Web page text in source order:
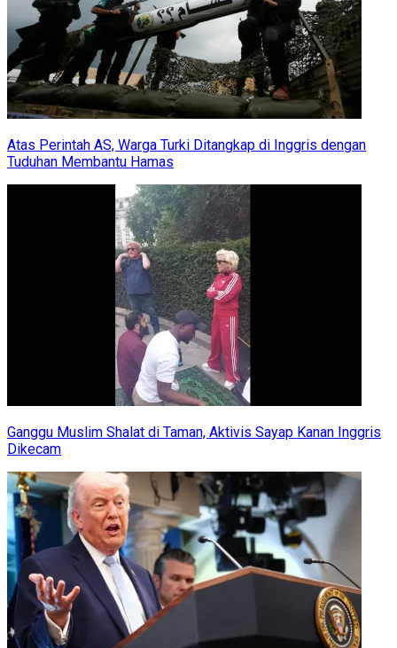
Atas Perintah AS, Warga Turki Ditangkap di Inggris dengan
Tuduhan Membantu Hamas
Ganggu Muslim Shalat di Taman, Aktivis Sayap Kanan Inggris
Dikecam